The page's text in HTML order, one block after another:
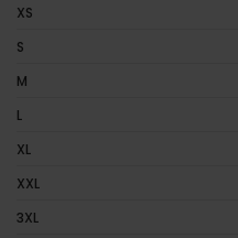
XS
S
M
L
XL
XXL
3XL